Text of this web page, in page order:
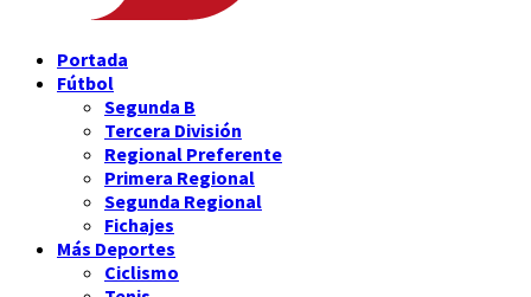
Portada
Fútbol
Segunda B
Tercera División
Regional Preferente
Primera Regional
Segunda Regional
Fichajes
Más Deportes
Ciclismo